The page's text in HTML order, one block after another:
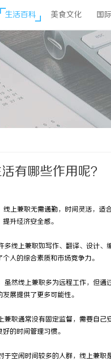
生活百科 美食文化 国
有哪些作用呢？
上兼职无需通勤，时间灵活，
升经济安全感。
多线上兼职如写作、翻译、设计
人的综合素质和市场竞争力。
虽然线上兼职多为远程工作，但
展提供了更多可能性。
兼职通常没有固定监督，需要自
的时间管理习惯。
于空闲时间较多的人群，线上兼